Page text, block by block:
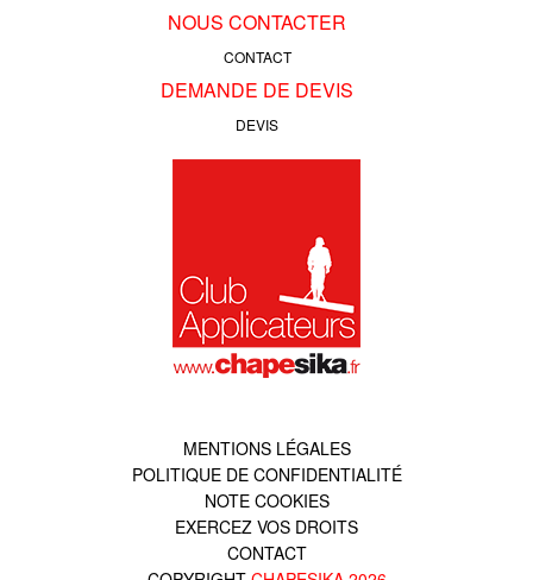
NOUS CONTACTER
CONTACT
DEMANDE DE DEVIS
DEVIS
MENTIONS LÉGALES
POLITIQUE DE CONFIDENTIALITÉ
NOTE COOKIES
EXERCEZ VOS DROITS
CONTACT